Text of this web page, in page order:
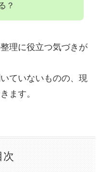
？
理に役立つ気づきが
ていないものの、現
ます。
次